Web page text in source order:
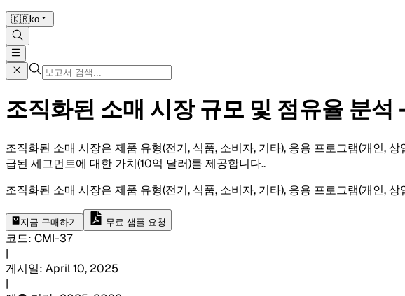
🇰🇷ko
조직화된 소매 시장 규모 및 점유율 분
조직화된 소매 시장은 제품 유형(전기, 식품, 소비자, 기타), 응용 프로그램(개인,
급된 세그먼트에 대한 가치(10억 달러)를 제공합니다..
조직화된 소매 시장은 제품 유형(전기, 식품, 소비자, 기타), 응용 프로그램(개인,
지금 구매하기 무료 샘플 요청
코드: CMI-37
|
게시일: April 10, 2025
|